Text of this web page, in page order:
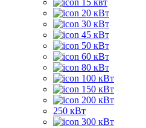
15 квт
20 кВт
30 кВт
45 кВт
50 кВт
60 кВт
80 кВт
100 кВт
150 кВт
200 кВт
250 кВт
300 кВт